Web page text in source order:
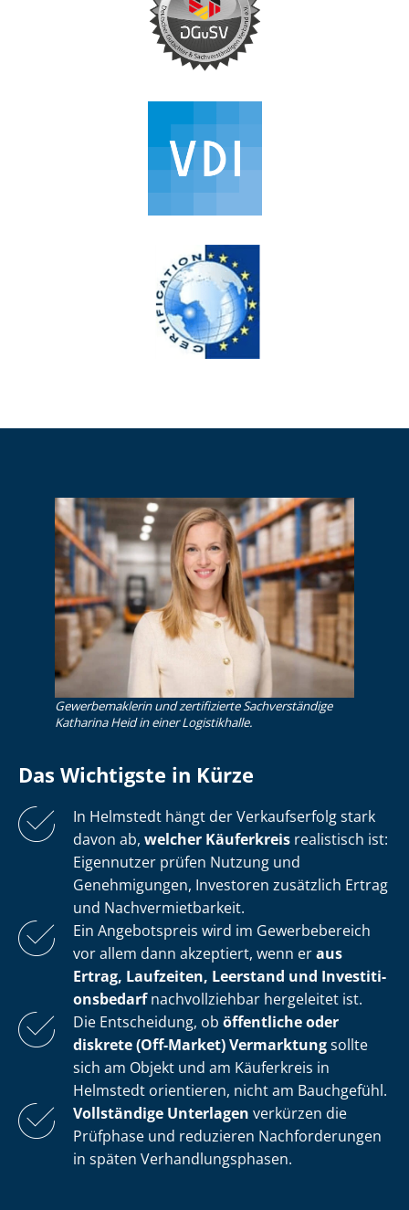
Gewerbemaklerin und zertifizierte Sachverständige
Katharina Heid in einer Logistikhalle.
Das Wichtigste in Kürze
In Helmstedt hängt der Verkaufserfolg stark
davon ab, welcher Käuferkreis realistisch ist:
Eigennutzer prüfen Nutzung und
Genehmigungen, Investoren zusätzlich Ertrag
und Nach­ver­miet­bar­keit.
Ein Angebotspreis wird im Gewerbebereich
vor allem dann akzeptiert, wenn eraus
Ertrag, Laufzeiten, Leerstand und In­ves­ti­ti­
ons­be­darfnachvollziehbar hergeleitet ist.
Die Entscheidung, ob öffentliche oder
diskrete (Off-Market) Vermarktungsollte
sich am Objekt und am Käuferkreis in
Helmstedt orientieren, nicht am Bauchgefühl.
Vollständige Unterlagen verkürzen die
Prüfphase und reduzieren Nachforderungen
in späten Ver­hand­lungs­pha­sen.